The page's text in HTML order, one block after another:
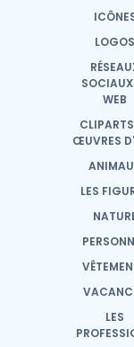
LOGOS
SOCIAUX
WEB
ŒUVRES
LES
LES